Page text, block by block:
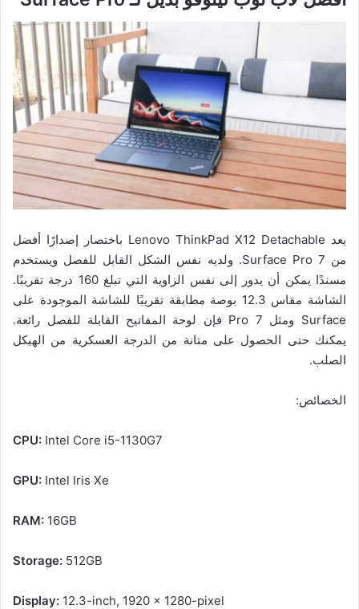
يعد Lenovo ThinkPad X12 Detachable باختصار إصدارًا أفضل
من Surface Pro 7. ولديه نفس الشكل القابل للفصل ويستخدم
مسندًا يمكن أن يدور إلى نفس الزاوية التي تبلغ 160 درجة تقريبًا.
الشاشة مقاس 12.3 بوصة مطابقة تقريبًا للشاشة الموجودة على
Surface ومثل Pro 7 فإن لوحة المفاتيح القابلة للفصل رائعة.
يمكنك حتى الحصول على متانة من الدرجة العسكرية من الهيكل
الصلب.
الخصائص:
CPU: Intel Core i5-1130G7
GPU: Intel Iris Xe
RAM: 16GB
Storage: 512GB
Display: 12.3-inch, 1920 x 1280-pixel